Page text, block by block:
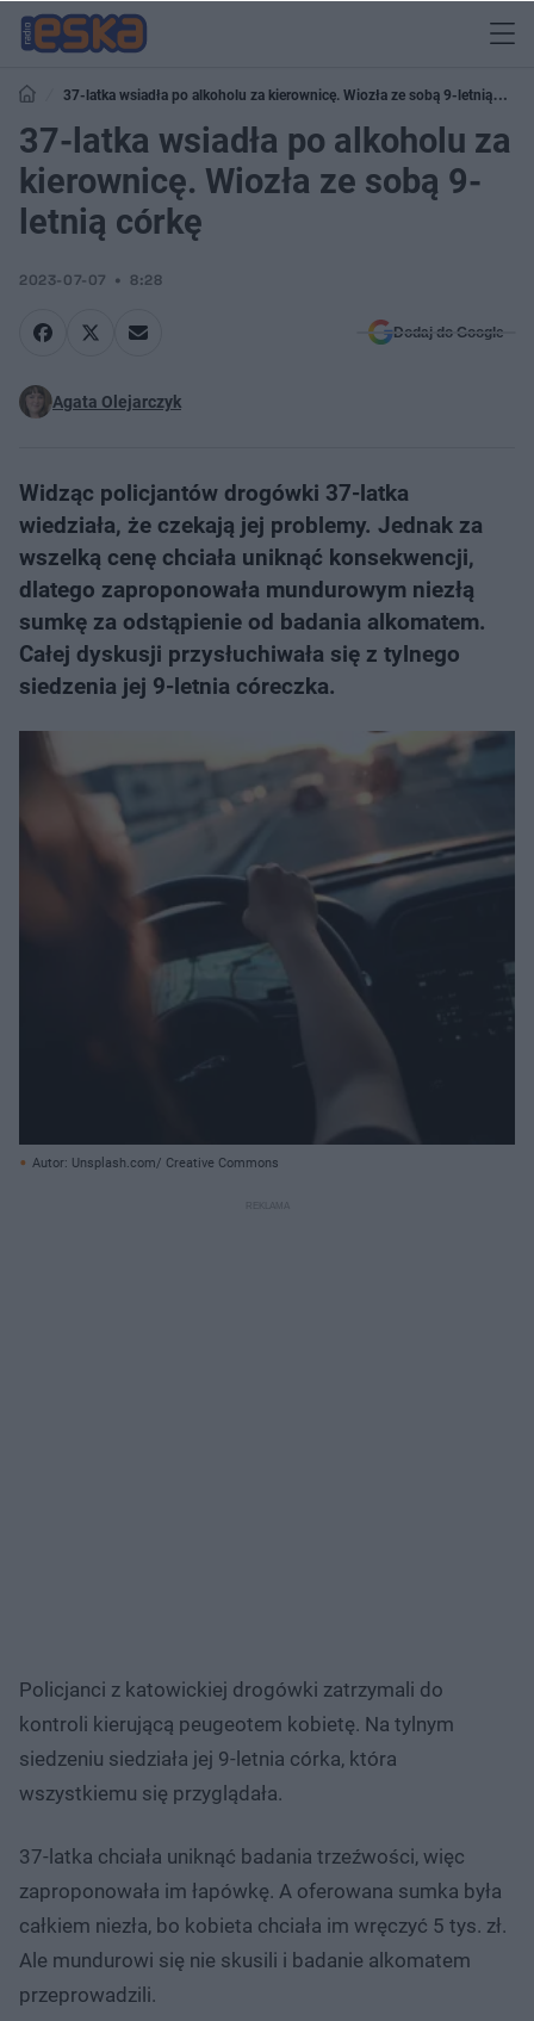
37-latka wsiadła po alkoholu za kierownicę. Wiozła ze sobą 9-letnią
córkę
37-latka wsiadła po alkoholu za
kierownicę. Wiozła ze sobą 9-
letnią córkę
2023-07-07 8:28
Dodaj do Google
Agata Olejarczyk
Widząc policjantów drogówki 37-latka
wiedziała, że czekają jej problemy. Jednak za
wszelką cenę chciała uniknąć konsekwencji,
dlatego zaproponowała mundurowym niezłą
sumkę za odstąpienie od badania alkomatem.
Całej dyskusji przysłuchiwała się z tylnego
siedzenia jej 9-letnia córeczka.
Autor: Unsplash.com/ Creative Commons
Policjanci z katowickiej drogówki zatrzymali do
kontroli kierującą peugeotem kobietę. Na tylnym
siedzeniu siedziała jej 9-letnia córka, która
wszystkiemu się przyglądała.
37-latka chciała uniknąć badania trzeźwości, więc
zaproponowała im łapówkę. A oferowana sumka była
całkiem niezła, bo kobieta chciała im wręczyć 5 tys. zł.
Ale mundurowi się nie skusili i badanie alkomatem
przeprowadzili.